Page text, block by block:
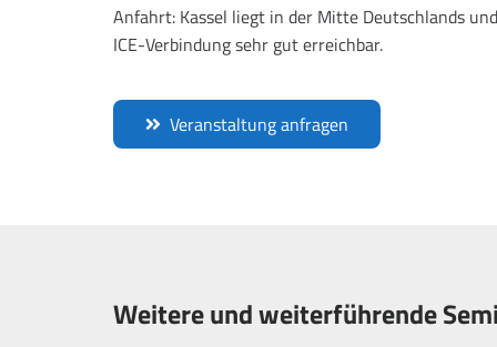
Anfahrt: Kassel liegt in der Mitte Deutschlands
ICE-Verbindung sehr gut erreichbar.
Veranstaltung anfragen
Weitere und weiterführende